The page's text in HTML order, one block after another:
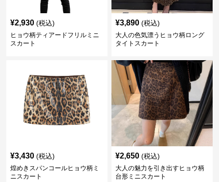
¥2,930 (税込)
ヒョウ柄ティアードフリルミニ
スカート
¥3,890 (税込)
大人の色気漂うヒョウ柄ロング
タイトスカート
¥3,430 (税込)
煌めきスパンコールヒョウ柄ミ
ニスカート
¥2,650 (税込)
大人の魅力を引き出すヒョウ柄
台形ミニスカート